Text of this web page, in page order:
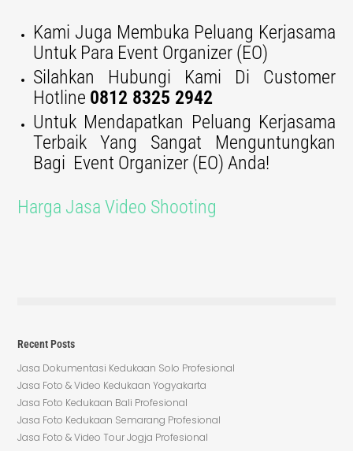
Kami Juga Membuka Peluang Kerjasama
Untuk Para Event Organizer (EO)
Silahkan Hubungi Kami Di Customer
Hotline 0812 8325 2942
Untuk Mendapatkan Peluang Kerjasama
Terbaik Yang Sangat Menguntungkan
Bagi Event Organizer (EO) Anda!
Harga Jasa Video Shooting
Recent Posts
Jasa Dokumentasi Kedukaan Solo Profesional
Jasa Foto & Video Kedukaan Yogyakarta
Jasa Foto Kedukaan Bali Profesional
Jasa Foto Kedukaan Semarang Profesional
Jasa Foto & Video Tour Jogja Profesional